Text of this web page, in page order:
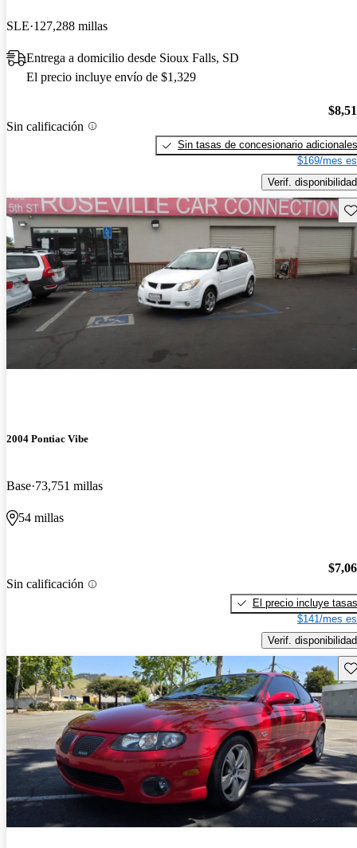
SLE 127,288 millas
Entrega a domicilio desde Sioux Falls, SD
El precio incluye envío de $1,329
Sin calificación
Sin tasas de concesionario adicionales
$169/mes
Verif. disponibilidad
2004 Pontiac Vibe
Base 73,751 millas
54 millas
Sin calificación
El precio incluye tasas
$141/mes
Verif. disponibilidad